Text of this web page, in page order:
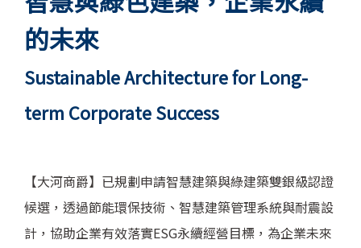
的未來
Sustainable Architecture for Long-
term Corporate Success
【大河商爵】已規劃申請智慧建築與綠建築雙銀級認證
候選，透過節能環保技術、智慧建築管理系統與耐震設
計，協助企業有效落實ESG永續經營目標，為企業未來